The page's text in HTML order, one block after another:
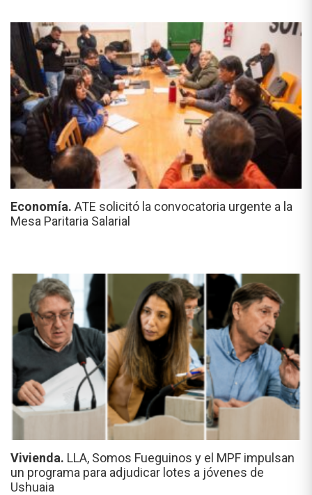
Economía. ATE solicitó la convocatoria urgente a la
Mesa Paritaria Salarial
Vivienda. LLA, Somos Fueguinos y el MPF impulsan
un programa para adjudicar lotes a jóvenes de
Ushuaia